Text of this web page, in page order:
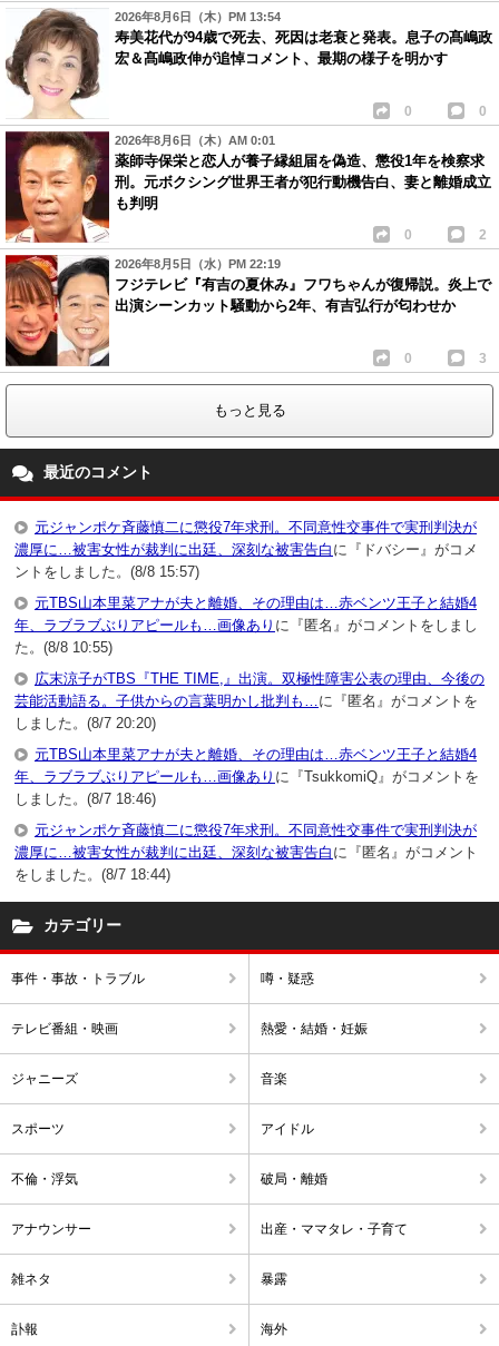
2026年8月6日（木）PM 13:54
寿美花代が94歳で死去、死因は老衰と発表。息子の髙嶋政
宏＆髙嶋政伸が追悼コメント、最期の様子を明かす
0 0
2026年8月6日（木）AM 0:01
薬師寺保栄と恋人が養子縁組届を偽造、懲役1年を検察求
刑。元ボクシング世界王者が犯行動機告白、妻と離婚成立
も判明
0 2
2026年8月5日（水）PM 22:19
フジテレビ『有吉の夏休み』フワちゃんが復帰説。炎上で
出演シーンカット騒動から2年、有吉弘行が匂わせか
0 3
もっと見る
最近のコメント
元ジャンポケ斉藤慎二に懲役7年求刑。不同意性交事件で実刑判決が
濃厚に…被害女性が裁判に出廷、深刻な被害告白 に『ドバシー』がコメ
ントをしました。(8/8 15:57)
元TBS山本里菜アナが夫と離婚、その理由は…赤ベンツ王子と結婚4
年、ラブラブぶりアピールも…画像あり に『匿名』がコメントをしまし
た。(8/8 10:55)
広末涼子がTBS『THE TIME,』出演。双極性障害公表の理由、今後の
芸能活動語る。子供からの言葉明かし批判も…に『匿名』がコメントを
しました。(8/7 20:20)
元TBS山本里菜アナが夫と離婚、その理由は…赤ベンツ王子と結婚4
年、ラブラブぶりアピールも…画像あり に『TsukkomiQ』がコメントを
しました。(8/7 18:46)
元ジャンポケ斉藤慎二に懲役7年求刑。不同意性交事件で実刑判決が
濃厚に…被害女性が裁判に出廷、深刻な被害告白 に『匿名』がコメント
をしました。(8/7 18:44)
カテゴリー
事件・事故・トラブル 噂・疑惑
テレビ番組・映画 熱愛・結婚・妊娠
ジャニーズ 音楽
スポーツ アイドル
不倫・浮気 破局・離婚
アナウンサー 出産・ママタレ・子育て
雑ネタ 暴露
訃報 海外